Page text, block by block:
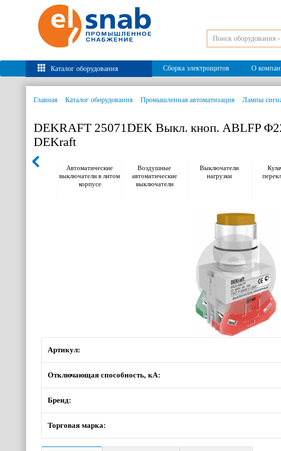
Каталог оборудования Сборка электрощитов О
Главная Каталог оборудования Промышленная автоматизация Лампы
DEKRAFT 25071DEK Выкл. кноп. ABLFP
DEKraft
Автоматические
выключатели в литом
корпусе
Воздушные
автоматические
выключатели
Выключатели
нагрузки
Артикул:
Отключающая способность, кА:
Бренд:
Торговая марка: